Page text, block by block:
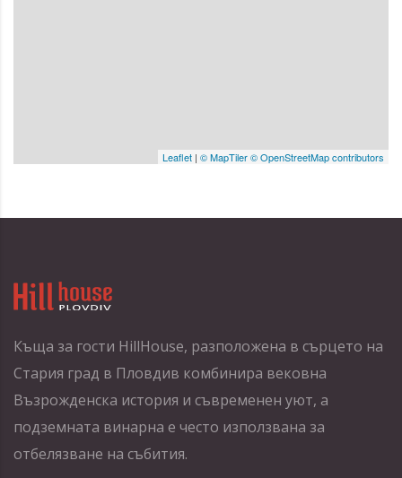
Leaflet | © MapTiler© OpenStreetMap contributors
Къща за гости HillHouse, разположена в сърцето на
Стария град в Пловдив комбинира вековна
Възрожденска история и съвременен уют, а
подземната винарна е често използвана за
отбелязване на събития.